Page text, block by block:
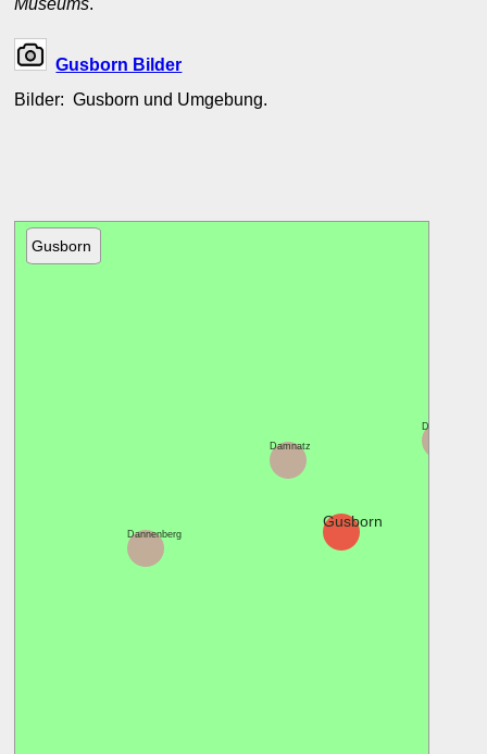
Gusborn Bilder
Bilder: Gusborn und Umgebung.
Gusborn
Damnatz
Gusborn
Dömitz
Dannenberg